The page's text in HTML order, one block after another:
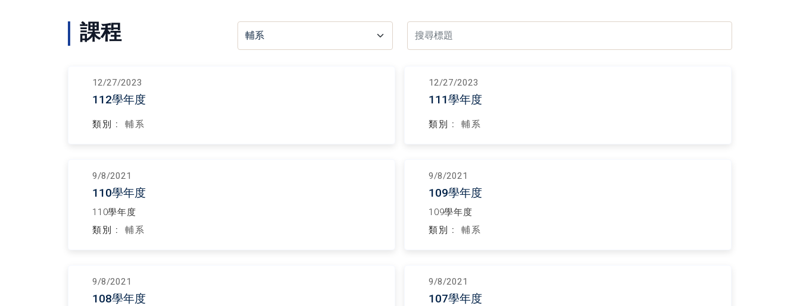
課程
12/27/2023
112學年度
類別 : 輔系
12/27/2023
111學年度
類別 : 輔系
9/8/2021
110學年度
110學年度
類別 :
輔系
9/8/2021
109學年度
109學年度
類別 :
輔系
9/8/2021
108學年度
9/8/2021
107學年度